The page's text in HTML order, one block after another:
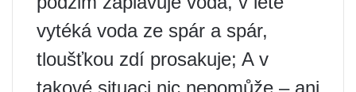
vytéká voda ze spár a spár,
tloušťkou zdí prosakuje; A v
takové situaci nic nepomůže – ani